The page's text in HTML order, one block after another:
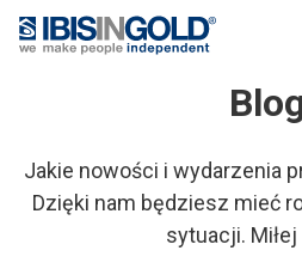
Jakie nowości i wydarzenia
Dzięki nam będziesz mieć
sytuacji.